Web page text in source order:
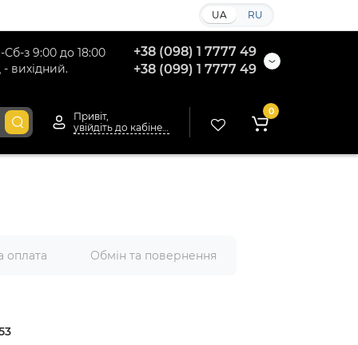
UA RU
з 9:00 до 18:00
вихідний.
+38 (098) 1 7777 49
+38 (099) 1 7777 49
Привіт,
0
оплата Обмін та повернення